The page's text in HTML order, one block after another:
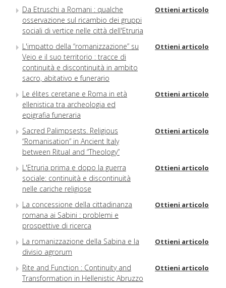
Da Etruschi a Romani : qualche
osservazione sul ricambio dei gruppi
sociali di vertice nelle città dell'Etruria
Ottieni articolo
L'impatto della “romanizzazione” su
Veio e il suo territorio : tracce di
continuità e discontinuità in ambito
sacro, abitativo e funerario
Ottieni articolo
Le élites ceretane e Roma in età
ellenistica tra archeologia ed
epigrafia funeraria
Ottieni articolo
Sacred Palimpsests. Religious
“Romanisation” in Ancient Italy
between Ritual and “Theology”
Ottieni articolo
L'Etruria prima e dopo la guerra
sociale: continuità e discontinuità
nelle cariche religiose
Ottieni articolo
La concessione della cittadinanza
romana ai Sabini : problemi e
prospettive di ricerca
Ottieni articolo
La romanizzazione della Sabina e la
divisio agrorum
Ottieni articolo
Rite and Function : Continuity and
Transformation in Hellenistic Abruzzo
Ottieni articolo